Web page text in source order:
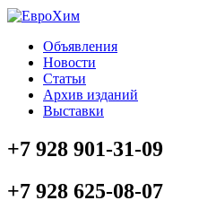
Объявления
Новости
Статьи
Архив изданий
Выставки
+7 928 901-31-09
+7 928 625-08-07